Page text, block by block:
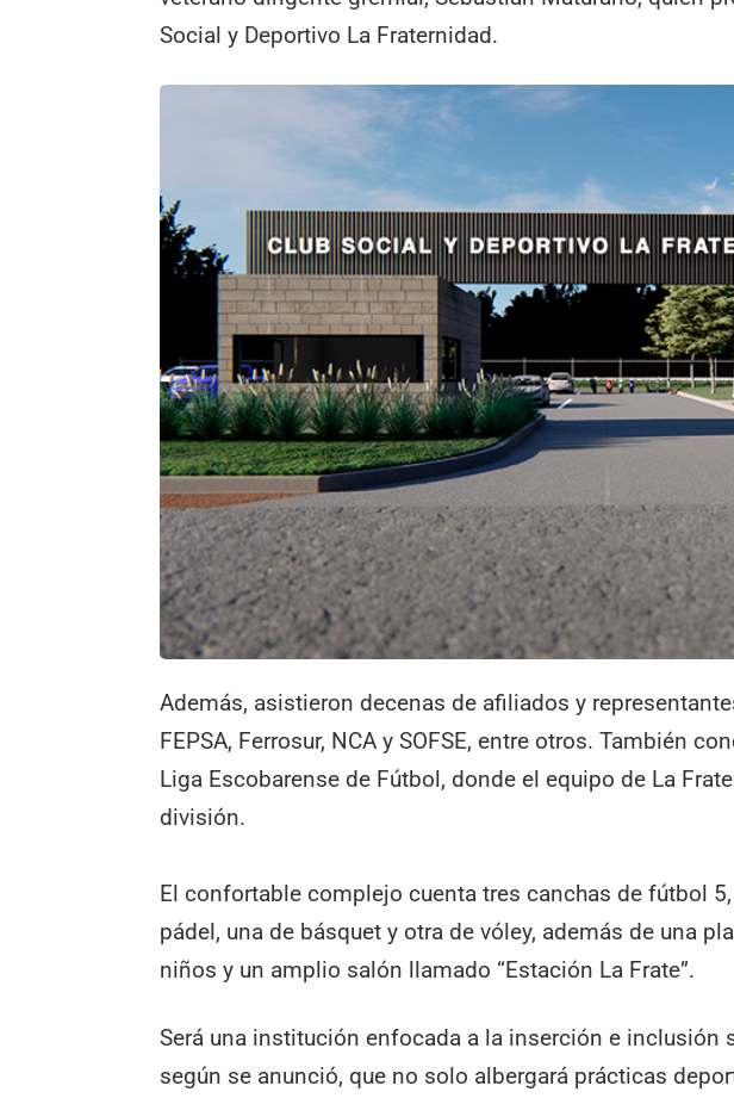
Social y Deportivo La Fraternidad.
Además, asistieron decenas de afiliados y
FEPSA, Ferrosur, NCA y SOFSE, entre otros. También
Liga Escobarense de Fútbol, donde el equipo de La
división.
El confortable complejo cuenta tres canchas de fútbol
pádel, una de básquet y otra de vóley, además de una
niños y un amplio salón llamado “Estación La Frate”.
Será una institución enfocada a la inserción e inclusión
según se anunció, que no solo albergará prácticas